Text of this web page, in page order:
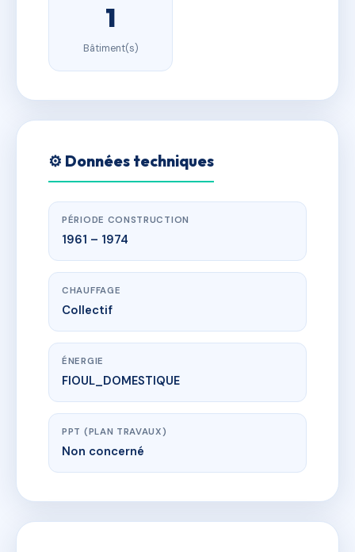
1
Bâtiment(s)
⚙️ Données techniques
PÉRIODE CONSTRUCTION
1961 – 1974
CHAUFFAGE
Collectif
ÉNERGIE
FIOUL_DOMESTIQUE
PPT (PLAN TRAVAUX)
Non concerné